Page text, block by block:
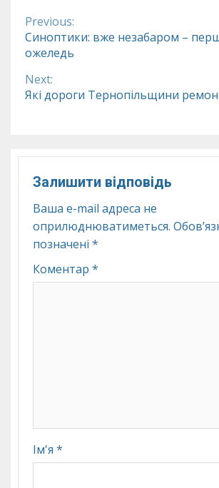
Continue
Reading
Previous:
Синоптики: вже незабаром –
ожеледь
Next:
Які дороги Тернопільщини
Залишити відповідь
Ваша e-mail адреса не
оприлюднюватиметься.
позначені *
Коментар *
Ім'я *